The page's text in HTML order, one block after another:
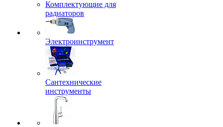
Комплектующие для
радиаторов
Электроинструмент
Сантехнические
инструменты